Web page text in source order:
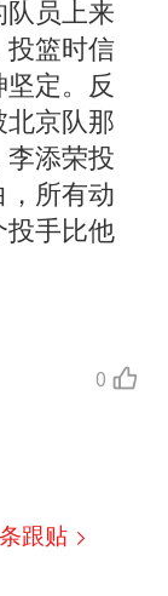
员上来
投篮时信
定。反
京队那
添荣投
所有动
投手比他
0
条跟贴